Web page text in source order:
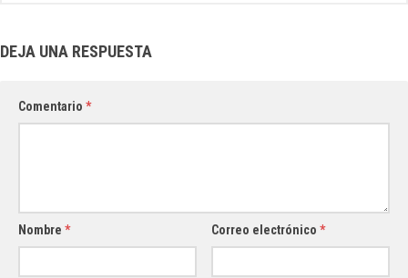
DEJA UNA RESPUESTA
Comentario *
Nombre * Correo electrónico*